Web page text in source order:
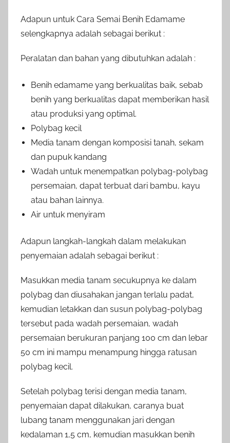
Adapun untuk Cara Semai Benih Edamame
selengkapnya adalah sebagai berikut :
Peralatan dan bahan yang dibutuhkan adalah :
Benih edamame yang berkualitas baik, sebab
benih yang berkualitas dapat memberikan hasil
atau produksi yang optimal.
Polybag kecil
Media tanam dengan komposisi tanah, sekam
dan pupuk kandang
Wadah untuk menempatkan polybag-polybag
persemaian, dapat terbuat dari bambu, kayu
atau bahan lainnya.
Air untuk menyiram
Adapun langkah-langkah dalam melakukan
penyemaian adalah sebagai berikut :
Masukkan media tanam secukupnya ke dalam
polybag dan diusahakan jangan terlalu padat,
kemudian letakkan dan susun polybag-polybag
tersebut pada wadah persemaian, wadah
persemaian berukuran panjang 100 cm dan lebar
50 cm ini mampu menampung hingga ratusan
polybag kecil.
Setelah polybag terisi dengan media tanam,
penyemaian dapat dilakukan, caranya buat
lubang tanam menggunakan jari dengan
kedalaman 1,5 cm, kemudian masukkan benih